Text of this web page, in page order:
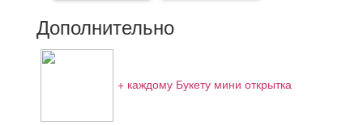
Дополнительно
+ каждому Букету мини открытка